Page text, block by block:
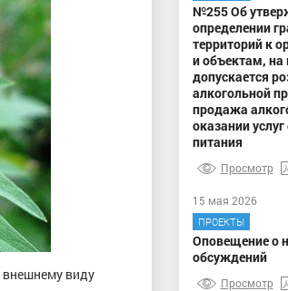
внешнему виду
№255 Об
определении
территорий к
и объектам, на
допускается
алкогольной
продажа
оказании
питания
Просмотр
15 мая 2026
ПРОЕКТЫ
Оповещение о
обсуждений
Просмотр